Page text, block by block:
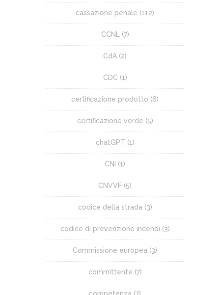
cassazione penale (112)
CCNL (7)
CdA (2)
CDC (1)
certificazione prodotto (6)
certificazione verde (5)
chatGPT (1)
CNI (1)
CNVVF (5)
codice della strada (3)
codice di prevenzione incendi (3)
Commissione europea (3)
committente (7)
competenza (7)